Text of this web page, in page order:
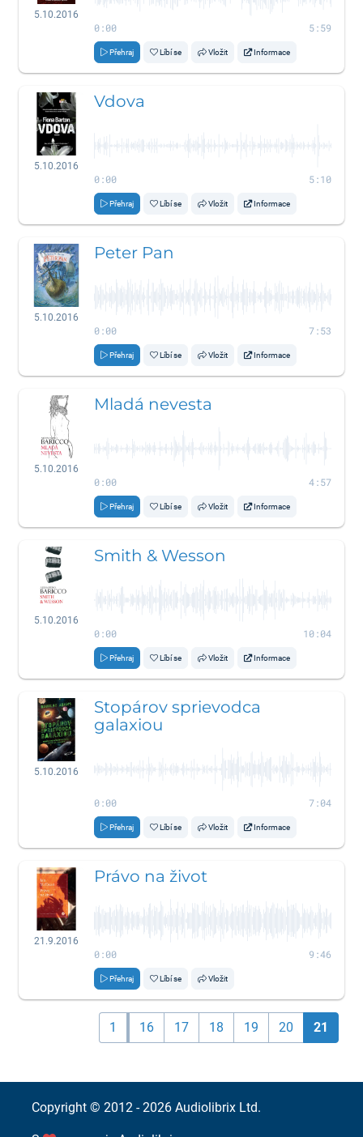
5.10.2016
0:00 5:59
Přehraj Líbí se Vložit Informace
5.10.2016
Vdova
0:00 5:10
Přehraj Líbí se Vložit Informace
5.10.2016
Peter Pan
0:00 7:53
Přehraj Líbí se Vložit Informace
5.10.2016
Mladá nevesta
0:00 4:57
Přehraj Líbí se Vložit Informace
5.10.2016
Smith & Wesson
0:00 10:04
Přehraj Líbí se Vložit Informace
5.10.2016
Stopárov sprievodca
galaxiou
0:00 7:04
Přehraj Líbí se Vložit Informace
21.9.2016
Právo na život
0:00 9:46
Přehraj Líbí se Vložit
1 16 17 18 19 20 21
Copyright © 2012 - 2026 Audiolibrix Ltd.